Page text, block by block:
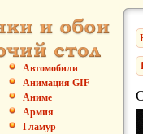
Автомобили
Анимация GIF
Аниме
Армия
Гламур